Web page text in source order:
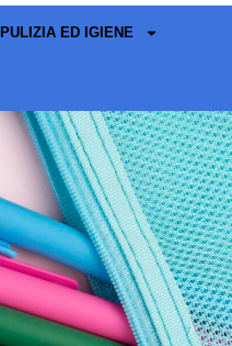
PULIZIA ED IGIENE